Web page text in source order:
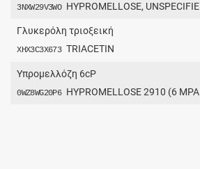
3NXW29V3WO HYPROMELLOSE,
Γλυκερόλη τριοξεική
XHX3C3X673 TRIACETIN
Υπρομελλόζη 6cP
0WZ8WG20P6 HYPROMELLOSE 2910 (6